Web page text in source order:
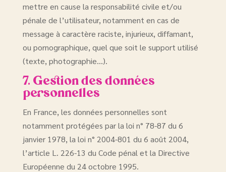
mettre en cause la responsabilité civile et/ou
pénale de l’utilisateur, notamment en cas de
message à caractère raciste, injurieux, diffamant,
ou pornographique, quel que soit le support utilisé
(texte, photographie…).
7. Gestion des données
personnelles
En France, les données personnelles sont
notamment protégées par la loi n° 78-87 du 6
janvier 1978, la loi n° 2004-801 du 6 août 2004,
l’article L. 226-13 du Code pénal et la Directive
Européenne du 24 octobre 1995.